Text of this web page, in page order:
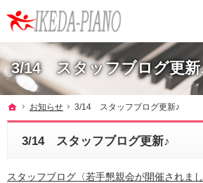
3/14 スタッフブログ更新
調律やクリーニングも行っています。ピアノ引越し・運
ホーム
お知らせ 3/14 スタッフブログ更新♪
3/14 スタッフブログ更新♪
スタッフブログ〈若手懇親会が開催されまし